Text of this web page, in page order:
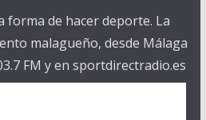
forma de hacer deporte. La
malagueño, desde Málaga
FM y en sportdirectradio.es